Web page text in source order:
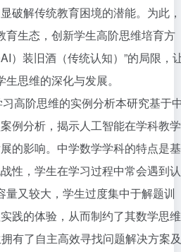
破解传统教育困境的潜能。为此，
育生态，创新学生高阶思维培育方
）装旧酒（传统认知）”的局限，
思维的深化与发展。
高阶思维的实例分析本研究基于
例分析，揭示人工智能在学科教学
的影响。中学数学学科的特点是基
性，学生在学习过程中常会遇到认
又较大，学生过度集中于解题训
践的体验，从而制约了其数学思维
有了自主高效寻找问题解决方案及